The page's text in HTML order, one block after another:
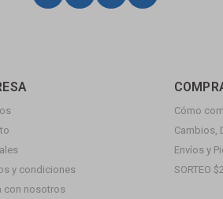
y condiciones
con nosotros
Cómo
Cambios,
Envíos y
SORTEO